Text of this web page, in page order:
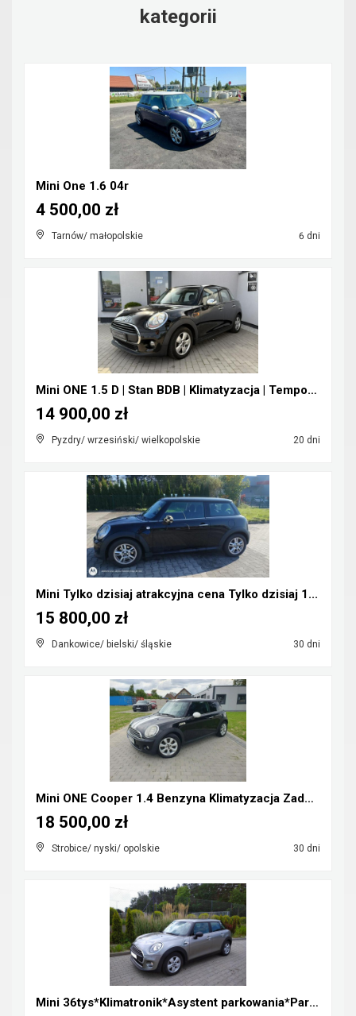
kategorii
Mini One 1.6 04r
Tarnów/ małopolskie 6 dni
4 500,00 zł
Mini ONE 1.5 D | Stan BDB | Klimatyzacja | Tempoma...
Pyzdry/ wrzesiński/ wielkopolskie 20 dni
14 900,00 zł
Mini Tylko dzisiaj atrakcyjna cena Tylko dzisiaj 1...
Dankowice/ bielski/ śląskie 30 dni
15 800,00 zł
Mini ONE Cooper 1.4 Benzyna Klimatyzacja Zadbany R...
Strobice/ nyski/ opolskie 30 dni
18 500,00 zł
Mini 36tys*Klimatronik*Asystent parkowania*Parki p...